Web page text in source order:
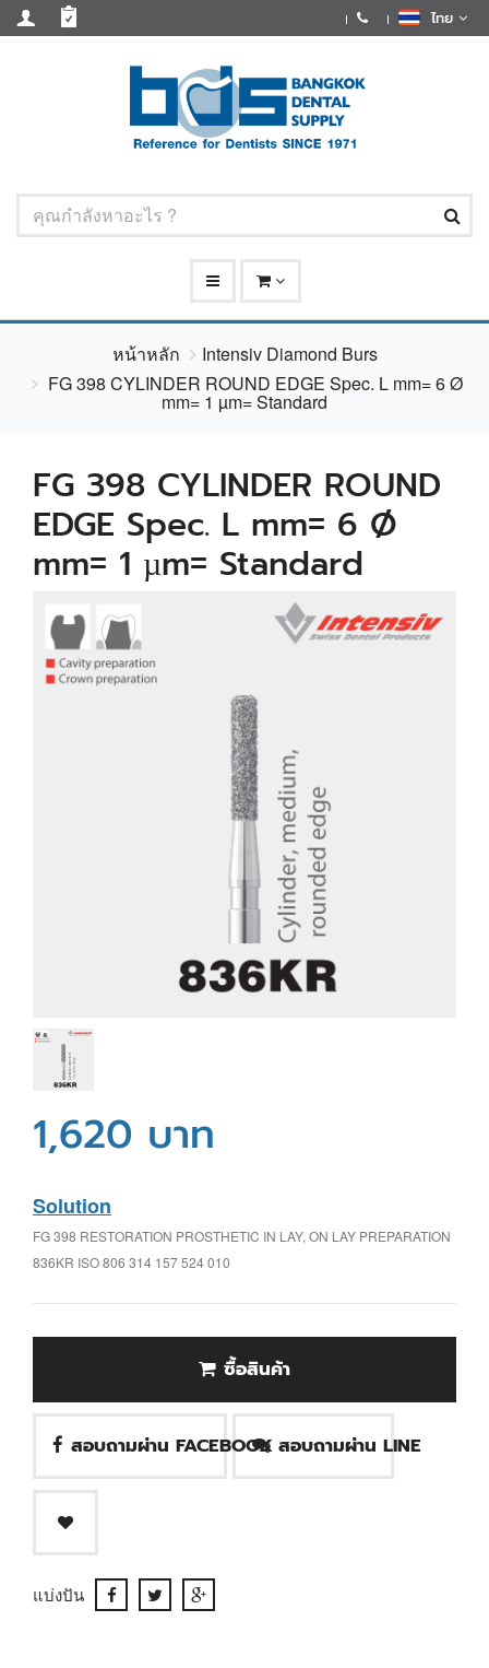
ไทย
หน้าหลัก
Intensiv Diamond Burs
FG 398 CYLINDER ROUND EDGE Spec. L mm= 6 Ø
mm= 1 µm= Standard
FG 398 CYLINDER ROUND
EDGE Spec. L mm= 6 Ø
mm= 1 µm= Standard
1,620 บาท
Solution
FG 398 RESTORATION PROSTHETIC IN LAY, ON LAY PREPARATION
836KR ISO 806 314 157 524 010
ซื้อสินค้า
สอบถามผ่าน FACEBOOK สอบถามผ่าน LINE
แบ่งปัน